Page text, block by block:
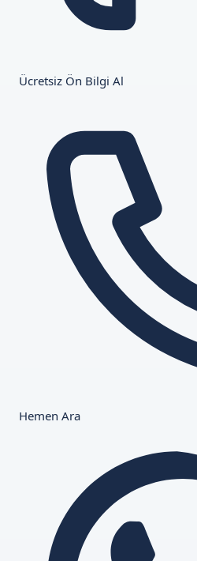
Ücretsiz Ön Bilgi Al
Hemen Ara